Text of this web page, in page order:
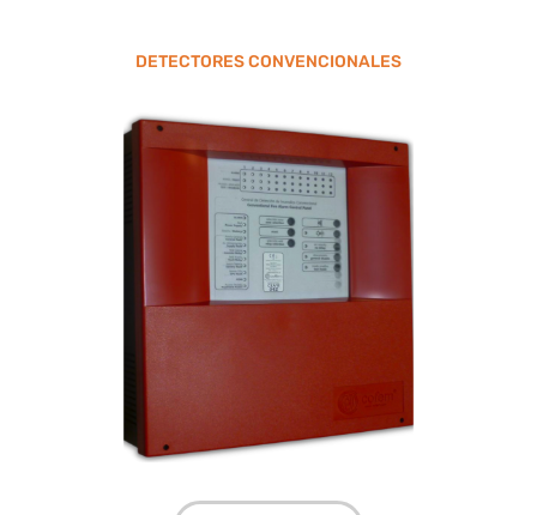
DETECTORES CONVENCIONALES